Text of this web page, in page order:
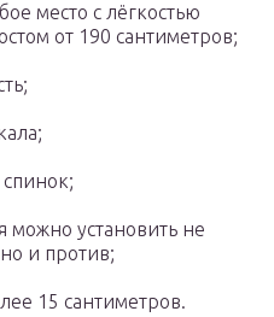
место с лёгкостью
от 190 сантиметров;
можно установить не
и против;
15 сантиметров.